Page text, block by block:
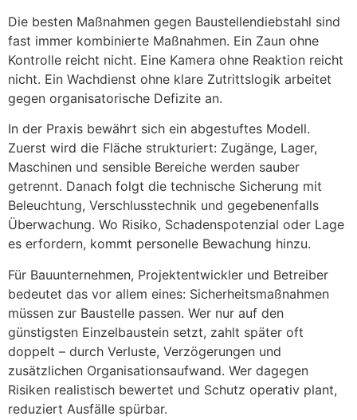
Die besten Maßnahmen gegen Baustellendiebstahl sind
fast immer kombinierte Maßnahmen. Ein Zaun ohne
Kontrolle reicht nicht. Eine Kamera ohne Reaktion reicht
nicht. Ein Wachdienst ohne klare Zutrittslogik arbeitet
gegen organisatorische Defizite an.
In der Praxis bewährt sich ein abgestuftes Modell.
Zuerst wird die Fläche strukturiert: Zugänge, Lager,
Maschinen und sensible Bereiche werden sauber
getrennt. Danach folgt die technische Sicherung mit
Beleuchtung, Verschlusstechnik und gegebenenfalls
Überwachung. Wo Risiko, Schadenspotenzial oder Lage
es erfordern, kommt personelle Bewachung hinzu.
Für Bauunternehmen, Projektentwickler und Betreiber
bedeutet das vor allem eines: Sicherheitsmaßnahmen
müssen zur Baustelle passen. Wer nur auf den
günstigsten Einzelbaustein setzt, zahlt später oft
doppelt – durch Verluste, Verzögerungen und
zusätzlichen Organisationsaufwand. Wer dagegen
Risiken realistisch bewertet und Schutz operativ plant,
reduziert Ausfälle spürbar.